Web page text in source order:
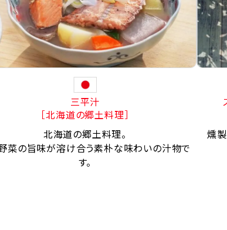
三平汁
［北海道の郷土料理］
北海道の郷土料理。
菜の旨味が溶け合う素朴な味わいの汁物で
す。
燻